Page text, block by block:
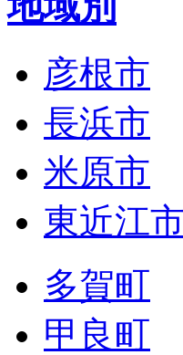
彦根市
長浜市
米原市
東近江
多賀町
甲良町